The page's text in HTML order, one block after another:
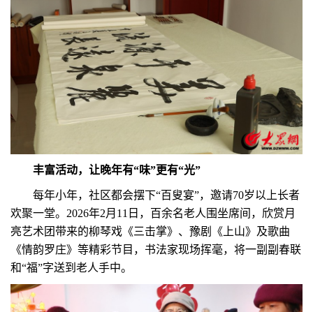
丰富活动，让晚年有“味”更有“光”
每年小年，社区都会摆下“百叟宴”，邀请70岁以上长者
欢聚一堂。2026年2月11日，百余名老人围坐席间，欣赏月
亮艺术团带来的柳琴戏《三击掌》、豫剧《上山》及歌曲
《情韵罗庄》等精彩节目，书法家现场挥毫，将一副副春联
和“福”字送到老人手中。